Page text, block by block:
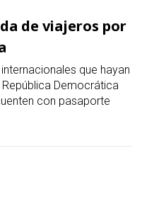
de viajeros por
que hayan
Democrática
con pasaporte